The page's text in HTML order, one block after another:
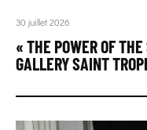
30 juillet 2026
« THE POWER OF
GALLERY SAINT